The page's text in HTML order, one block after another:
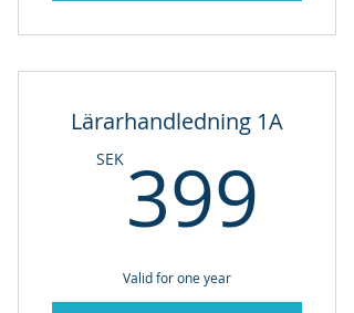
Lärarhandledning 1A
SEK 399
Valid for one year